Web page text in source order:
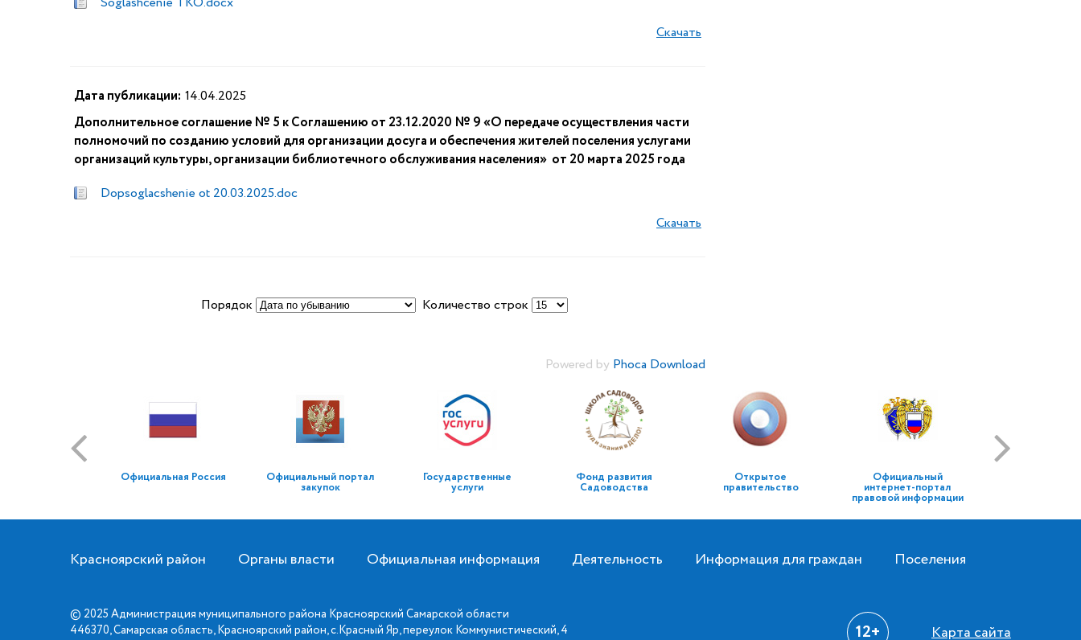
Скачать
Дата публикации: 14.04.2025
Дополнительное соглашение № 5 к Соглашению от 23.12.2020 № 9 «О передаче осуществления части
полномочий по созданию условий для организации досуга и обеспечения жителей поселения услугами
организаций культуры, организации библиотечного обслуживания населения» от 20 марта 2025 года
Dopsoglacshenie ot 20.03.2025.doc
Скачать
Порядок Количество строк
Powered by Phoca Download
Официальная Россия Официальный портал
закупок
Государственные
услуги
Фонд развития
Садоводства
Открытое
правительство
Официальный
интернет-портал
правовой информации
Красноярский район Органы власти Официальная информация Деятельность Информация для граждан Поселения
© 2025 Администрация муниципального района Красноярский Самарской области
446370, Самарская область, Красноярский район, с.Красный Яр, переулок Коммунистический, 4
12+ Карта сайта